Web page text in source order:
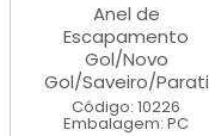
Anel de
Escapamento
Gol/Novo
Gol/Saveiro/Parati
Código: 10226
Embalagem: PC